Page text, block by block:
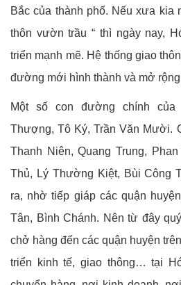
Bắc của thành phố. Nếu xưa kia
thôn vườn trầu “ thì ngày nay,
triển mạnh mẽ. Hệ thống giao
đường mới hình thành và mở
Một số con đường chính của
Thượng, Tô Ký, Trần Văn Mười.
Thanh Niên, Quang Trung,
Thủ, Lý Thường Kiệt, Bùi Công
ra, nhờ tiếp giáp các quận
Tân, Bình Chánh. Nên từ đây
chở hàng đến các quận huyện
triển kinh tế, giao thông… tại